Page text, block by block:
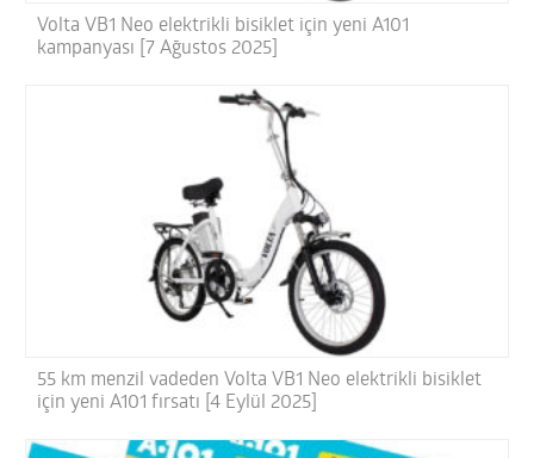
Volta VB1 Neo elektrikli bisiklet için yeni A101
kampanyası [7 Ağustos 2025]
55 km menzil vadeden Volta VB1 Neo elektrikli bisiklet
için yeni A101 fırsatı [4 Eylül 2025]